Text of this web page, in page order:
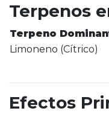
Terpenos
Terpeno
Limoneno (Cítrico)
Efectos